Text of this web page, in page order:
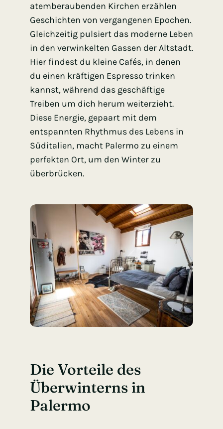
atemberaubenden Kirchen erzählen
Geschichten von vergangenen Epochen.
Gleichzeitig pulsiert das moderne Leben
in den verwinkelten Gassen der Altstadt.
Hier findest du kleine Cafés, in denen
du einen kräftigen Espresso trinken
kannst, während das geschäftige
Treiben um dich herum weiterzieht.
Diese Energie, gepaart mit dem
entspannten Rhythmus des Lebens in
Süditalien, macht Palermo zu einem
perfekten Ort, um den Winter zu
überbrücken.
Die Vorteile des
Überwinterns in
Palermo